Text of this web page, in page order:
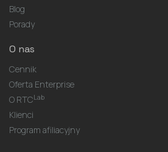
Blog
Porady
O nas
Cennik
Oferta Enterprise
O RTCLab
Klienci
Program afiliacyjny